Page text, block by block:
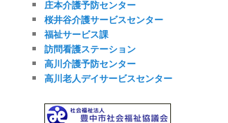
庄本介護予防センター
桜井谷介護サービスセンター
福祉サービス課
訪問看護ステーション
高川介護予防センター
高川老人デイサービスセンター